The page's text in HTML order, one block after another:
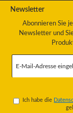
Newsletter
Abonnieren Sie
Newsletter und
Mail-
Ich habe die